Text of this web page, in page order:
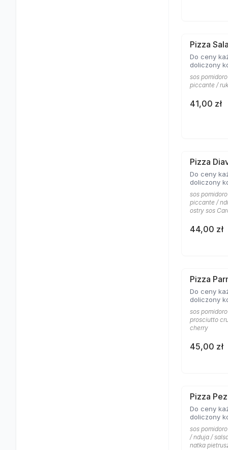
Pizza
Do ceny
doliczony
sos
piccante /
41,00 zł
Pizza
Do ceny
doliczony
sos
piccante /
ostry sos
44,00 zł
Pizza
Do ceny
doliczony
sos
prosciutto
cherry
45,00 zł
Pizza
Do ceny
doliczony
sos
/ nduja /
natka